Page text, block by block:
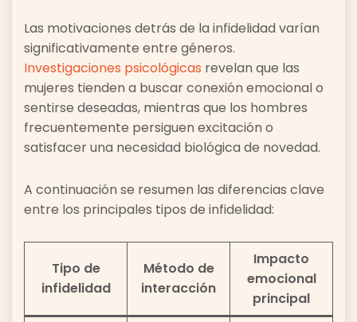
Las motivaciones detrás de la infidelidad varían
significativamente entre géneros.
Investigaciones psicológicas revelan que las
mujeres tienden a buscar conexión emocional o
sentirse deseadas, mientras que los hombres
frecuentemente persiguen excitación o
satisfacer una necesidad biológica de novedad.
A continuación se resumen las diferencias clave
entre los principales tipos de infidelidad:
Tipo de
infidelidad
Método de
interacción
Impacto
emocional
principal